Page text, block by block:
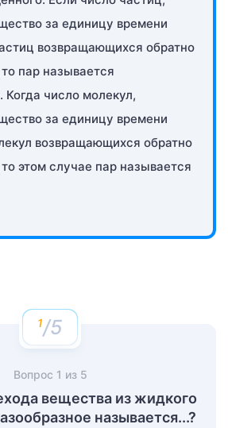
за единицу времени
возвращающихся обратно
пар называется
число молекул,
за единицу времени
возвращающихся обратно
этом случае пар называется
/5
Вопрос 1 из 5
вещества из жидкого
называется...?